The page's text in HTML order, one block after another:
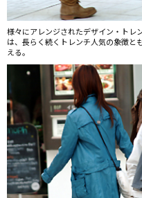
様々にアレンジされたデザイン・トレ
は、長らく続くトレンチ人気の象徴と
える。